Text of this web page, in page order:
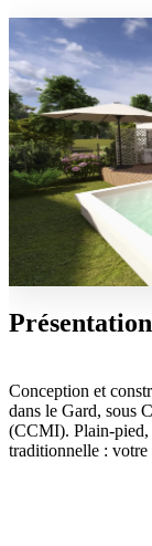
Présentation
Conception et
dans le Gard, sous
(CCMI). Plain-pied,
traditionnelle : votre